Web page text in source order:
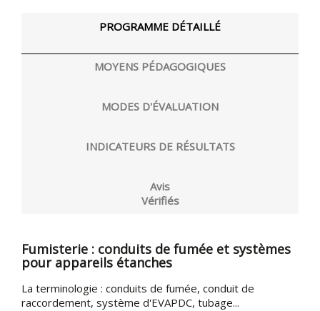
PROGRAMME DÉTAILLÉ
MOYENS PÉDAGOGIQUES
MODES D'ÉVALUATION
INDICATEURS DE RÉSULTATS
Avis
Vérifiés
Fumisterie : conduits de fumée et systèmes
pour appareils étanches
La terminologie : conduits de fumée, conduit de
raccordement, système d'EVAPDC, tubage...